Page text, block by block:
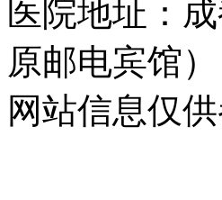
医院地址：
原邮电宾馆）
网站信息仅